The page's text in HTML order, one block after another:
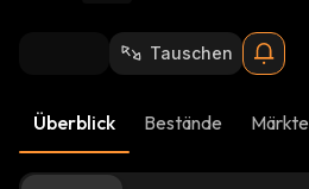
Tauschen
Überblick Bestände Märkte